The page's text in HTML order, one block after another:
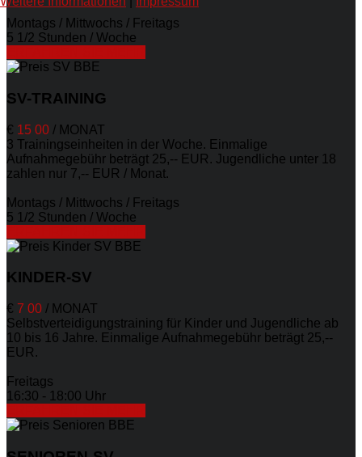
Montags / Mittwochs / Freitags
5 1/2 Stunden / Woche
SV-TRAINING
€ 15 00 / MONAT
3 Trainingseinheiten in der Woche. Einmalige
Aufnahmegebühr beträgt 25,-- EUR. Jugendliche unter 18
zahlen nur 7,-- EUR / Monat.
Montags / Mittwochs / Freitags
5 1/2 Stunden / Woche
KINDER-SV
€ 7 00 / MONAT
Selbstverteidigungstraining für Kinder und Jugendliche ab
10 bis 16 Jahre. Einmalige Aufnahmegebühr beträgt 25,--
EUR.
Freitags
16:30 - 18:00 Uhr